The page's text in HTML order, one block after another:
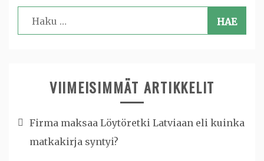
Haku:
VIIMEISIMMÄT ARTIKKELIT
Firma maksaa Löytöretki Latviaan eli kuinka
matkakirja syntyi?